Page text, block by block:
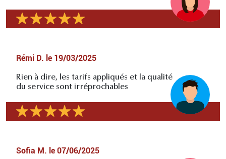
Rémi D. le 19/03/2025
Rien à dire, les tarifs appliqués et la qualité
du service sont irréprochables
Sofia M. le 07/06/2025